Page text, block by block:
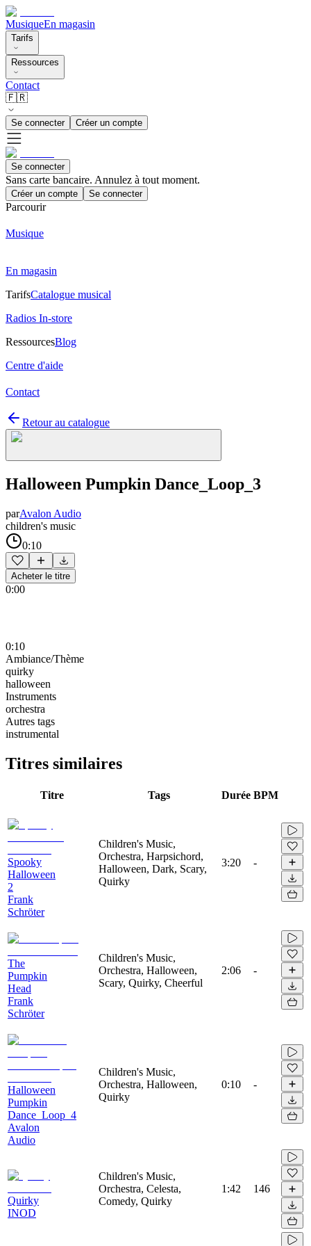
MusiqueEn magasin
Tarifs
Ressources
Contact
🇫🇷
Se connecter Créer un compte
Se connecter
Sans carte bancaire. Annulez à tout moment.
Créer un compte Se connecter
Parcourir
Musique
En magasin
TarifsCatalogue musical
Radios In-store
RessourcesBlog
Centre d'aide
Contact
Retour au catalogue
Halloween Pumpkin Dance_Loop_3
parAvalon Audio
children's music
0:10
Acheter le titre
0:00
0:10
Ambiance/Thème
quirky
halloween
Instruments
orchestra
Autres tags
instrumental
Titres similaires
Titre Tags Durée BPM
Spooky
Halloween
2
Frank
Schröter
Children's Music,
Orchestra, Harpsichord,
Halloween, Dark, Scary,
Quirky
3:20 -
The
Pumpkin
Head
Frank
Schröter
Children's Music,
Orchestra, Halloween,
Scary, Quirky, Cheerful
2:06 -
Halloween
Pumpkin
Dance_Loop_4
Avalon
Audio
Children's Music,
Orchestra, Halloween,
Quirky
0:10 -
Quirky
INOD
Children's Music,
Orchestra, Celesta,
Comedy, Quirky
1:42 146